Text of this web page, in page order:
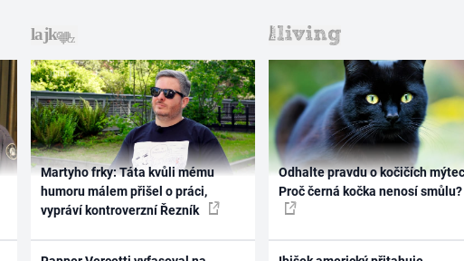
Martyho frky: Táta kvůli mému
humoru málem přišel o práci,
vypráví kontroverzní Řezník
Odhalte pravdu o kočičích
Proč černá kočka nenosí smůlu?